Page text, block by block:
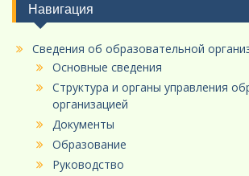
Навигация
Сведения об образовательной
Основные сведения
Структура и органы управления
организацией
Документы
Образование
Руководство